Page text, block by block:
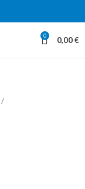
0 0,00€